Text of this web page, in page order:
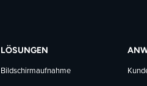
LÖSUNGEN
Bildschirmaufnahme